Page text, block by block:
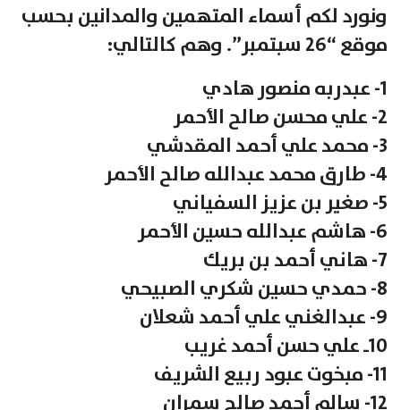
ونورد لكم أسماء المتهمين والمدانين بحسب
موقع “26 سبتمبر”. وهم كالتالي:
1- عبدربه منصور هادي
2- علي محسن صالح الأحمر
3- محمد علي أحمد المقدشي
4- طارق محمد عبدالله صالح الأحمر
5- صغير بن عزيز السفياني
6- هاشم عبدالله حسين الأحمر
7- هاني أحمد بن بريك
8- حمدي حسين شكري الصبيحي
9- عبدالغني علي أحمد شعلان
10ـ علي حسن أحمد غريب
11- مبخوت عبود ربيع الشريف